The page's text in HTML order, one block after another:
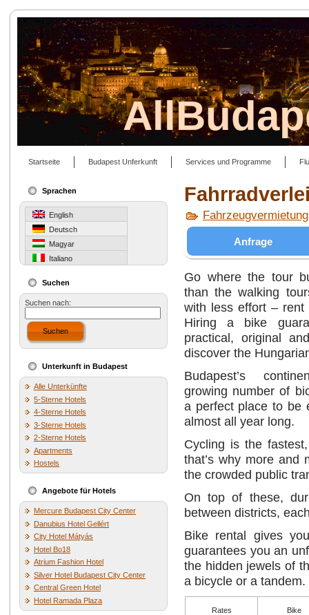
Startseite Budapest Unferkunft Services und Programme
Sprachen
English
Deutsch
Magyar
Italiano
Suchen
Suchen nach:
Suchen
Unterkunft in Budapest
Alle Unterkünfte
5-Sterne Hotels
4-Sterne Hotels
3-Sterne Hotels
2-Sterne Hotels
Apartments
Hostels
Angebote für Hotels
Mercure Budapest City Center
Danubius Hotel Gellért
City Hotel Mátyás
Hotel Bo18
Atrium Fashion Hotel
Silver Hotel Budapest City Center
Central Green Hotel
Hotel Ramada Plaza
Fahrzeugvermietung
Anfrage
Go where the tour
than the walking
with less effort –
Hiring a bike
practical, original
discover the
Budapest’s
growing number of
a perfect place to be
almost all year long.
Cycling is the
that’s why more and
the crowded public
On top of these,
between districts,
Bike rental gives
guarantees you an
the hidden jewels of
a bicycle or a tandem.
Rates Bike